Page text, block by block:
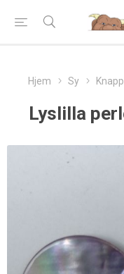
Hjem Sy
Lyslilla